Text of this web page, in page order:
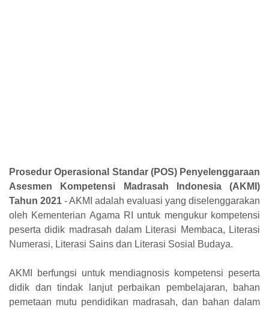
Prosedur Operasional Standar (POS) Penyelenggaraan
Asesmen Kompetensi Madrasah Indonesia (AKMI)
Tahun 2021 - AKMI adalah evaluasi yang diselenggarakan
oleh Kementerian Agama RI untuk mengukur kompetensi
peserta didik madrasah dalam Literasi Membaca, Literasi
Numerasi, Literasi Sains dan Literasi Sosial Budaya.
AKMI berfungsi untuk mendiagnosis kompetensi peserta
didik dan tindak lanjut perbaikan pembelajaran, bahan
pemetaan mutu pendidikan madrasah, dan bahan dalam